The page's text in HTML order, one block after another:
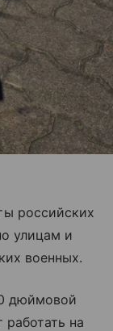
российских
улицам и
военных.
дюймовой
работать на